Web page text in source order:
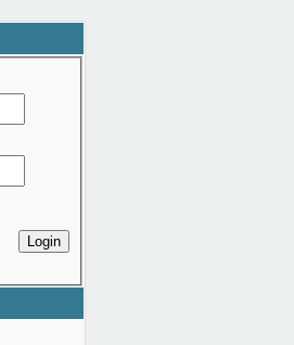
Login